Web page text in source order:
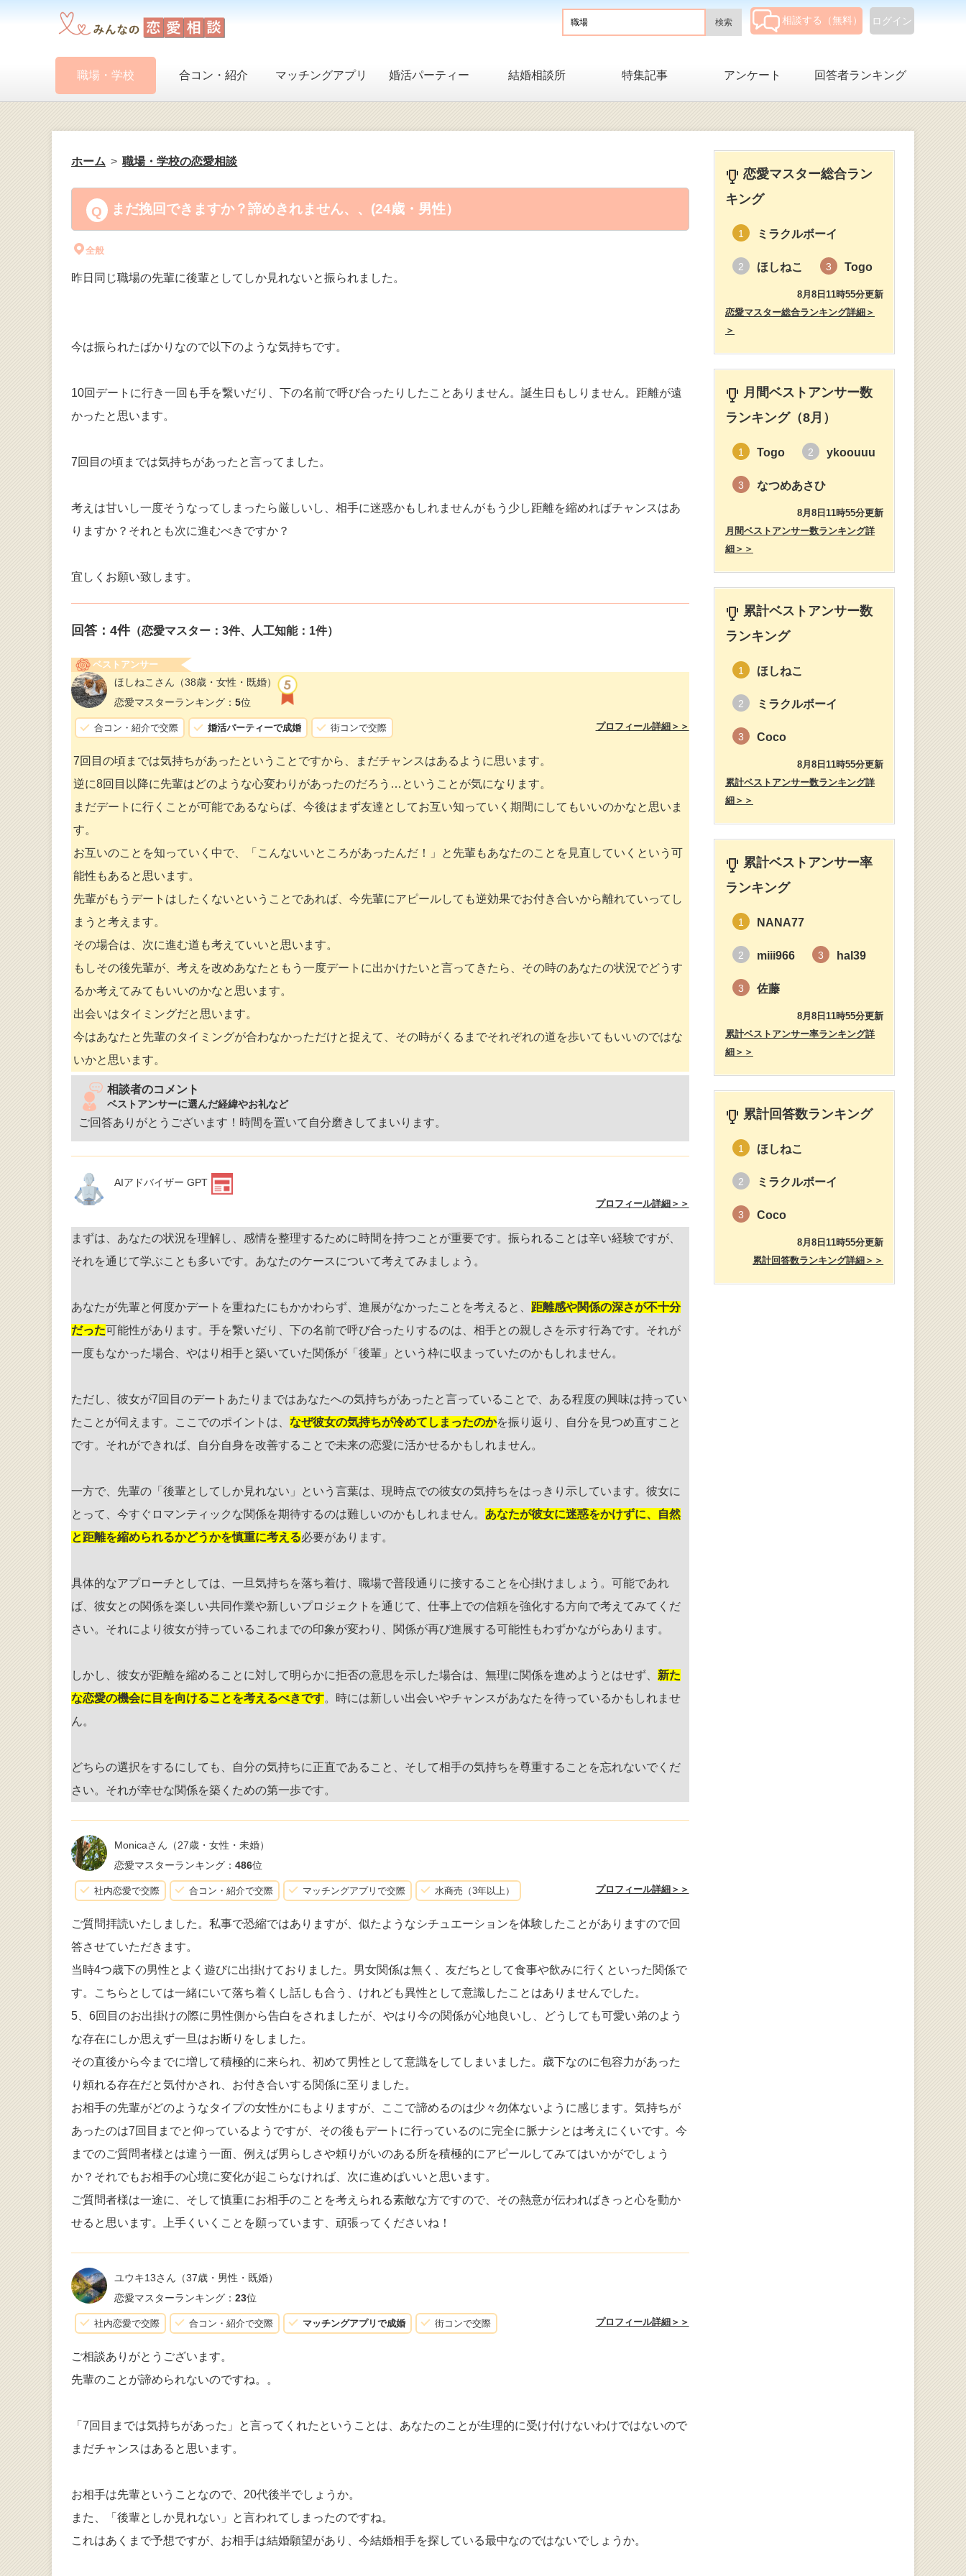
ログイン
相談する（無料）
職場・学校 合コン・紹介 マッチングアプリ 婚活パーティー 結婚相談所 特集記事 アンケート 回答者ランキング
ホーム 職場・学校の恋愛相談
まだ挽回できますか？諦めきれません、、(24歳・男性）
全般
昨日同じ職場の先輩に後輩としてしか見れないと振られました。
今は振られたばかりなので以下のような気持ちです。
10回デートに行き一回も手を繋いだり、下の名前で呼び合ったりしたことありません。誕生日もしりません。距離が遠
かったと思います。
7回目の頃までは気持ちがあったと言ってました。
考えは甘いし一度そうなってしまったら厳しいし、相手に迷惑かもしれませんがもう少し距離を縮めればチャンスはあ
りますか？それとも次に進むべきですか？
宜しくお願い致します。
回答： 4件（恋愛マスター：3件、人工知能：1件）
ベストアンサー
ほしねこさん （38歳・女性・既婚）
恋愛マスターランキング： 5位
合コン・紹介で交際 婚活パーティーで成婚 街コンで交際 プロフィール詳細＞＞
7回目の頃までは気持ちがあったということですから、まだチャンスはあるように思います。
逆に8回目以降に先輩はどのような心変わりがあったのだろう…ということが気になります。
まだデートに行くことが可能であるならば、今後はまず友達としてお互い知っていく期間にしてもいいのかなと思いま
す。
お互いのことを知っていく中で、「こんないいところがあったんだ！」と先輩もあなたのことを見直していくという可
能性もあると思います。
先輩がもうデートはしたくないということであれば、今先輩にアピールしても逆効果でお付き合いから離れていってし
まうと考えます。
その場合は、次に進む道も考えていいと思います。
もしその後先輩が、考えを改めあなたともう一度デートに出かけたいと言ってきたら、その時のあなたの状況でどうす
るか考えてみてもいいのかなと思います。
出会いはタイミングだと思います。
今はあなたと先輩のタイミングが合わなかっただけと捉えて、その時がくるまでそれぞれの道を歩いてもいいのではな
いかと思います。
相談者のコメント
ベストアンサーに選んだ経緯やお礼など
ご回答ありがとうございます！時間を置いて自分磨きしてまいります。
AIアドバイザー GPT
プロフィール詳細＞＞
まずは、あなたの状況を理解し、感情を整理するために時間を持つことが重要です。振られることは辛い経験ですが、
それを通じて学ぶことも多いです。あなたのケースについて考えてみましょう。
あなたが先輩と何度かデートを重ねたにもかかわらず、進展がなかったことを考えると、 距離感や関係の深さが不十分
だった可能性があります。手を繋いだり、下の名前で呼び合ったりするのは、相手との親しさを示す行為です。それが
一度もなかった場合、やはり相手と築いていた関係が「後輩」という枠に収まっていたのかもしれません。
ただし、彼女が7回目のデートあたりまではあなたへの気持ちがあったと言っていることで、ある程度の興味は持ってい
たことが伺えます。ここでのポイントは、 なぜ彼女の気持ちが冷めてしまったのかを振り返り、自分を見つめ直すこと
です。それができれば、自分自身を改善することで未来の恋愛に活かせるかもしれません。
一方で、先輩の「後輩としてしか見れない」という言葉は、現時点での彼女の気持ちをはっきり示しています。彼女に
とって、今すぐロマンティックな関係を期待するのは難しいのかもしれません。 あなたが彼女に迷惑をかけずに、自然
と距離を縮められるかどうかを慎重に考える必要があります。
具体的なアプローチとしては、一旦気持ちを落ち着け、職場で普段通りに接することを心掛けましょう。可能であれ
ば、彼女との関係を楽しい共同作業や新しいプロジェクトを通じて、仕事上での信頼を強化する方向で考えてみてくだ
さい。それにより彼女が持っているこれまでの印象が変わり、関係が再び進展する可能性もわずかながらあります。
しかし、彼女が距離を縮めることに対して明らかに拒否の意思を示した場合は、無理に関係を進めようとはせず、 新た
な恋愛の機会に目を向けることを考えるべきです。時には新しい出会いやチャンスがあなたを待っているかもしれませ
ん。
どちらの選択をするにしても、自分の気持ちに正直であること、そして相手の気持ちを尊重することを忘れないでくだ
さい。それが幸せな関係を築くための第一歩です。
Monicaさん （27歳・女性・未婚）
恋愛マスターランキング： 486位
社内恋愛で交際 合コン・紹介で交際 マッチングアプリで交際 水商売（3年以上） プロフィール詳細＞＞
ご質問拝読いたしました。私事で恐縮ではありますが、似たようなシチュエーションを体験したことがありますので回
答させていただきます。
当時4つ歳下の男性とよく遊びに出掛けておりました。男女関係は無く、友だちとして食事や飲みに行くといった関係で
す。こちらとしては一緒にいて落ち着くし話しも合う、けれども異性として意識したことはありませんでした。
5、6回目のお出掛けの際に男性側から告白をされましたが、やはり今の関係が心地良いし、どうしても可愛い弟のよう
な存在にしか思えず一旦はお断りをしました。
その直後から今までに増して積極的に来られ、初めて男性として意識をしてしまいました。歳下なのに包容力があった
り頼れる存在だと気付かされ、お付き合いする関係に至りました。
お相手の先輩がどのようなタイプの女性かにもよりますが、ここで諦めるのは少々勿体ないように感じます。気持ちが
あったのは7回目までと仰っているようですが、その後もデートに行っているのに完全に脈ナシとは考えにくいです。今
までのご質問者様とは違う一面、例えば男らしさや頼りがいのある所を積極的にアピールしてみてはいかがでしょう
か？それでもお相手の心境に変化が起こらなければ、次に進めばいいと思います。
ご質問者様は一途に、そして慎重にお相手のことを考えられる素敵な方ですので、その熱意が伝わればきっと心を動か
せると思います。上手くいくことを願っています、頑張ってくださいね！
ユウキ13さん （37歳・男性・既婚）
恋愛マスターランキング： 23位
社内恋愛で交際 合コン・紹介で交際 マッチングアプリで成婚 街コンで交際 プロフィール詳細＞＞
ご相談ありがとうございます。
先輩のことが諦められないのですね。。
「7回目までは気持ちがあった」と言ってくれたということは、あなたのことが生理的に受け付けないわけではないので
まだチャンスはあると思います。
お相手は先輩ということなので、20代後半でしょうか。
また、「後輩としか見れない」と言われてしまったのですね。
これはあくまで予想ですが、お相手は結婚願望があり、今結婚相手を探している最中なのではないでしょうか。
恋愛マスター総合ラン
キング
1 ミラクルボーイ
2 ほしねこ 3 Togo
8月8日11時55分更新
恋愛マスター総合ランキング詳細＞
＞
月間ベストアンサー数
ランキング（8月）
1 Togo 2 ykoouuu
3 なつめあさひ
8月8日11時55分更新
月間ベストアンサー数ランキング詳
細＞＞
累計ベストアンサー数
ランキング
1 ほしねこ
2 ミラクルボーイ
3 Coco
8月8日11時55分更新
累計ベストアンサー数ランキング詳
細＞＞
累計ベストアンサー率
ランキング
1 NANA77
2 miii966 3 hal39
3 佐藤
8月8日11時55分更新
累計ベストアンサー率ランキング詳
細＞＞
累計回答数ランキング
1 ほしねこ
2 ミラクルボーイ
3 Coco
8月8日11時55分更新
累計回答数ランキング詳細＞＞